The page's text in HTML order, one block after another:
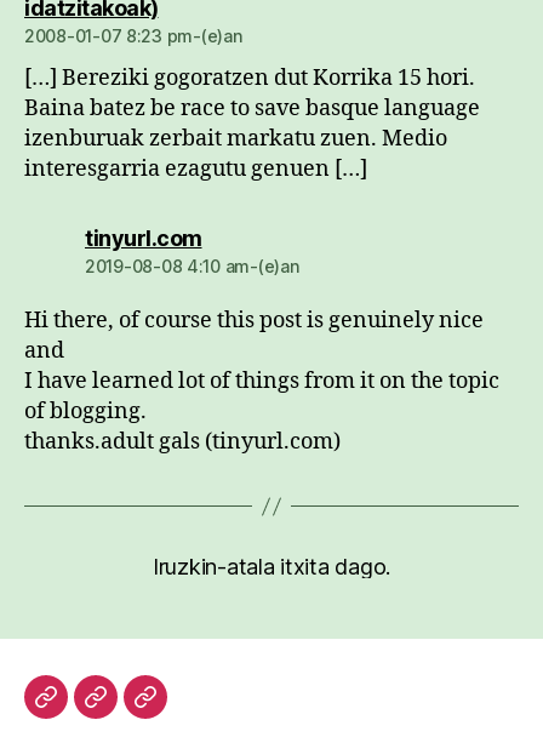
idatzitakoak)dio:
2008-01-07 8:23 pm-(e)an
[…] Bereziki gogoratzen dut Korrika 15 hori.
Baina batez be race to save basque language
izenburuak zerbait markatu zuen. Medio
interesgarria ezagutu genuen […]
tinyurl.comdio:
2019-08-08 4:10 am-(e)an
Hi there, of course this post is genuinely nice
and
I have learned lot of things from it on the topic
of blogging.
thanks.adult gals (tinyurl.com)
Iruzkin-atala itxita dago.
HasieraKazetari
Patxi